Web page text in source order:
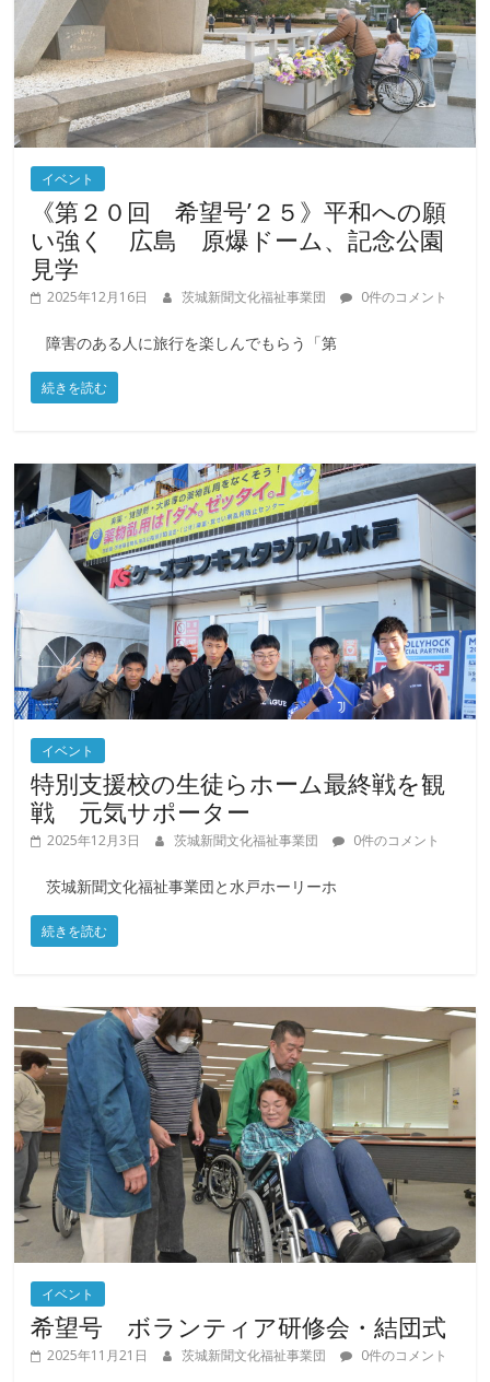
イベント
《第２０回 希望号’２５》平和への願
い強く 広島 原爆ドーム、記念公園
見学
2025年12月16日 茨城新聞文化福祉事業団 0件のコメント
障害のある人に旅行を楽しんでもらう「第
続きを読む
イベント
特別支援校の生徒らホーム最終戦を観
戦 元気サポーター
2025年12月3日 茨城新聞文化福祉事業団 0件のコメント
茨城新聞文化福祉事業団と水戸ホーリーホ
続きを読む
イベント
希望号 ボランティア研修会・結団式
2025年11月21日 茨城新聞文化福祉事業団 0件のコメント